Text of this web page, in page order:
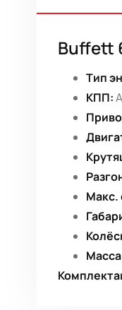
Buffett
Тип
КПП:
Макс.